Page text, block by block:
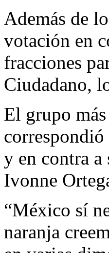
Además de
votación en
fracciones
Ciudadano,
El grupo
y en contra a
Ivonne
“México sí
naranja